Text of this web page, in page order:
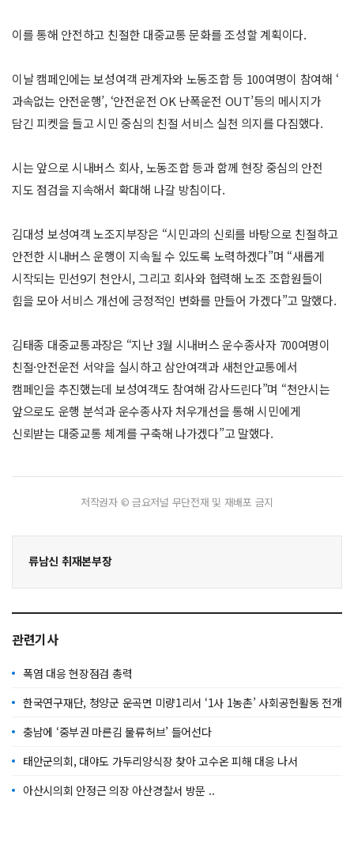
이를 통해 안전하고 친절한 대중교통 문화를 조성할 계획이다.
이날 캠페인에는 보성여객 관계자와 노동조합 등 100여명이 참여해 ‘
과속없는 안전운행’, ‘안전운전 OK 난폭운전 OUT’등의 메시지가
담긴 피켓을 들고 시민 중심의 친절 서비스 실천 의지를 다짐했다.
시는 앞으로 시내버스 회사, 노동조합 등과 함께 현장 중심의 안전
지도 점검을 지속해서 확대해 나갈 방침이다.
김대성 보성여객 노조지부장은 “시민과의 신뢰를 바탕으로 친절하고
안전한 시내버스 운행이 지속될 수 있도록 노력하겠다”며 “새롭게
시작되는 민선9기 천안시, 그리고 회사와 협력해 노조 조합원들이
힘을 모아 서비스 개선에 긍정적인 변화를 만들어 가겠다”고 말했다.
김태종 대중교통과장은 “지난 3월 시내버스 운수종사자 700여명이
친절·안전운전 서약을 실시하고 삼안여객과 새천안교통에서
캠페인을 추진했는데 보성여객도 참여해 감사드린다”며 “천안시는
앞으로도 운행 분석과 운수종사자 처우개선을 통해 시민에게
신뢰받는 대중교통 체계를 구축해 나가겠다”고 말했다.
저작권자 © 금요저널 무단전재 및 재배포 금지
류남신 취재본부장
관련기사
폭염 대응 현장점검 총력
한국연구재단, 청양군 운곡면 미량1리서 ‘1사 1농촌’ 사회공헌활동 전개
충남에 ‘중부권 마른김 물류허브’ 들어선다
태안군의회, 대야도 가두리양식장 찾아 고수온 피해 대응 나서
아산시의회 안정근 의장 아산경찰서 방문 ..